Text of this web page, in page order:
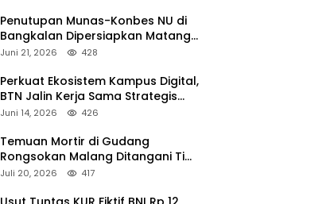
Penutupan Munas-Konbes NU di
Bangkalan Dipersiapkan Matang,
Gus Ipul Turun Tangan
Juni 21, 2026 428
Perkuat Ekosistem Kampus Digital,
BTN Jalin Kerja Sama Strategis
dengan UNAIR
Juni 14, 2026 426
Temuan Mortir di Gudang
Rongsokan Malang Ditangani Tim
Gegana Polda Jatim
Juli 20, 2026 417